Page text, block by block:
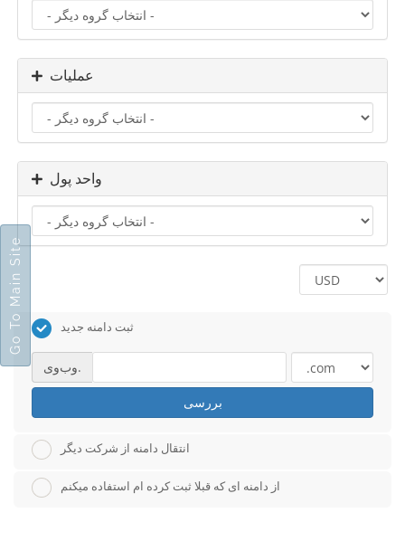
عملیات
واحد پول
ثبت دامنه جدید
وب‌وی.
بررسی
انتقال دامنه از شرکت دیگر
از دامنه ای که قبلا ثبت کرده ام استفاده میکنم
Go To Main Site